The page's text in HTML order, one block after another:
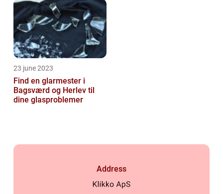
23 june 2023
Find en glarmester i
Bagsværd og Herlev til
dine glasproblemer
Address